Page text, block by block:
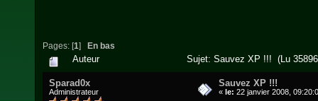
Pages: [1] En bas
Auteur Sujet: Sauvez XP !!! (Lu
Sparad0x
Administrateur
Sauvez XP !!!
«le: 22 janvier 2008,